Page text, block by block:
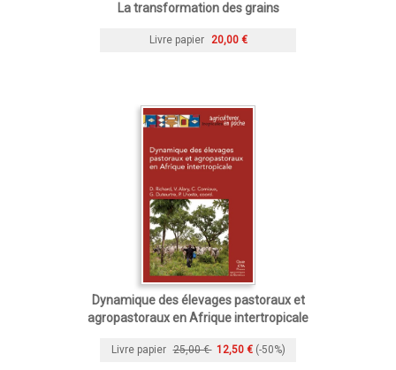
La transformation des grains
Livre papier 20,00 €
Dynamique des élevages pastoraux et
agropastoraux en Afrique intertropicale
Livre papier 25,00 € 12,50 € (-50%)